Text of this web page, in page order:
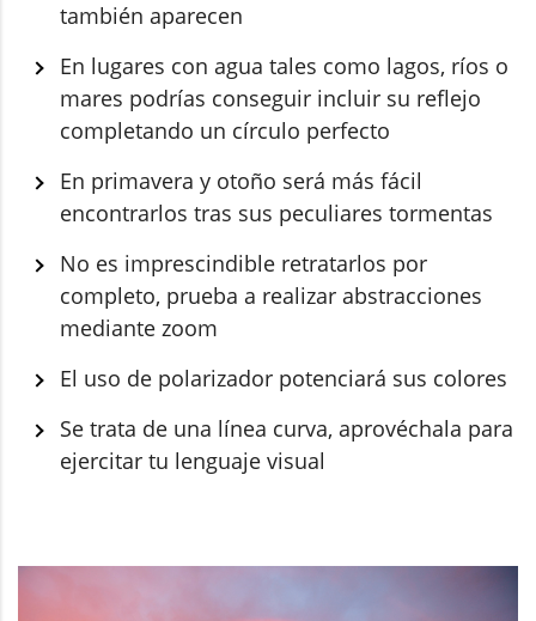
también aparecen
En lugares con agua tales como lagos, ríos o
mares podrías conseguir incluir su reflejo
completando un círculo perfecto
En primavera y otoño será más fácil
encontrarlos tras sus peculiares tormentas
No es imprescindible retratarlos por
completo, prueba a realizar abstracciones
mediante zoom
El uso de polarizador potenciará sus colores
Se trata de una línea curva, aprovéchala para
ejercitar tu lenguaje visual